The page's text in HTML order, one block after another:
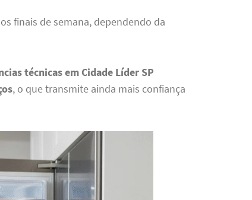
finais de semana, dependendo da
técnicas em Cidade Líder SP
, o que transmite ainda mais confiança